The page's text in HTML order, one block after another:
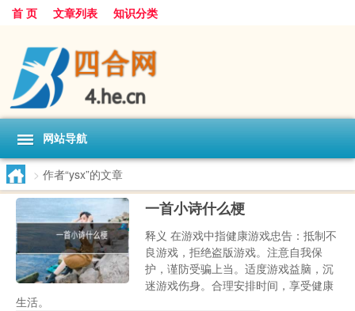
首 页 文章列表 知识分类
网站导航
> 作者“ysx”的文章
一首小诗什么梗
释义 在游戏中指健康游戏忠告：抵制不
良游戏，拒绝盗版游戏。注意自我保
护，谨防受骗上当。适度游戏益脑，沉
迷游戏伤身。合理安排时间，享受健康
生活。